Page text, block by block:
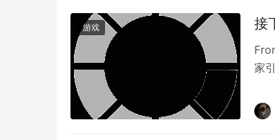
游戏 接
家